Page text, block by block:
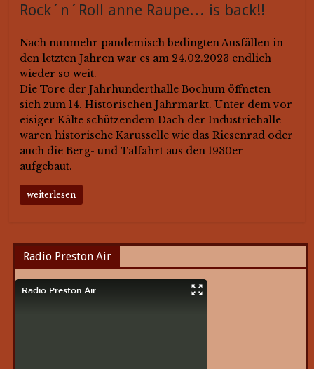
Rock´n´Roll anne Raupe… is back!!
Nach nunmehr pandemisch bedingten Ausfällen in
den letzten Jahren war es am 24.02.2023 endlich
wieder so weit.
Die Tore der Jahrhunderthalle Bochum öffneten
sich zum 14. Historischen Jahrmarkt. Unter dem vor
eisiger Kälte schützendem Dach der Industriehalle
waren historische Karusselle wie das Riesenrad oder
auch die Berg- und Talfahrt aus den 1930er
aufgebaut.
weiterlesen
Radio Preston Air